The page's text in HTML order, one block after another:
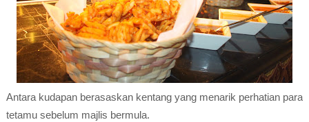
Antara kudapan berasaskan kentang yang menarik perhatian para
tetamu sebelum majlis bermula.